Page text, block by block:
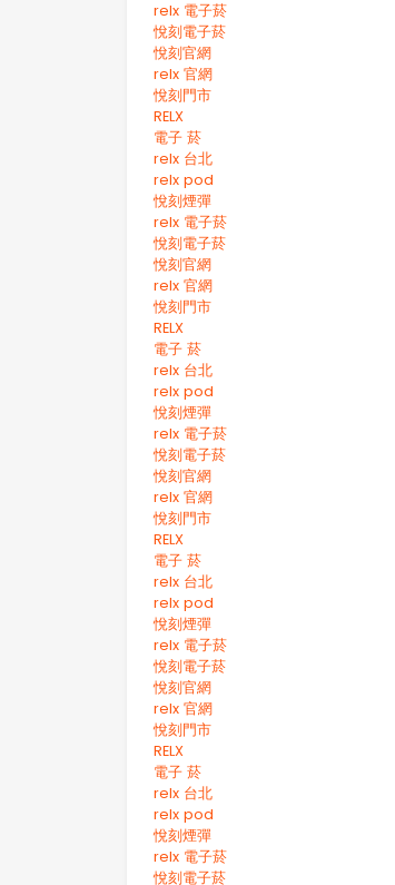
relx 電子菸
悅刻電子菸
悅刻官網
relx 官網
悅刻門市
RELX
電子 菸
relx 台北
relx pod
悅刻煙彈
relx 電子菸
悅刻電子菸
悅刻官網
relx 官網
悅刻門市
RELX
電子 菸
relx 台北
relx pod
悅刻煙彈
relx 電子菸
悅刻電子菸
悅刻官網
relx 官網
悅刻門市
RELX
電子 菸
relx 台北
relx pod
悅刻煙彈
relx 電子菸
悅刻電子菸
悅刻官網
relx 官網
悅刻門市
RELX
電子 菸
relx 台北
relx pod
悅刻煙彈
relx 電子菸
悅刻電子菸